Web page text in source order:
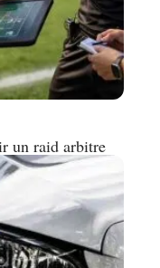
un raid arbitre